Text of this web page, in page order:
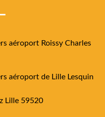
aéroport Roissy Charles
aéroport de Lille Lesquin
Lille 59520